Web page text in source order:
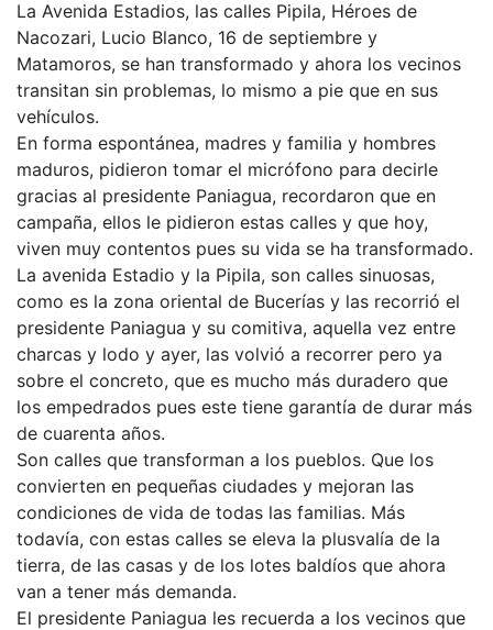
La Avenida Estadios, las calles Pipila, Héroes de
Nacozari, Lucio Blanco, 16 de septiembre y
Matamoros, se han transformado y ahora los vecinos
transitan sin problemas, lo mismo a pie que en sus
vehículos.
En forma espontánea, madres y familia y hombres
maduros, pidieron tomar el micrófono para decirle
gracias al presidente Paniagua, recordaron que en
campaña, ellos le pidieron estas calles y que hoy,
viven muy contentos pues su vida se ha transformado.
La avenida Estadio y la Pipila, son calles sinuosas,
como es la zona oriental de Bucerías y las recorrió el
presidente Paniagua y su comitiva, aquella vez entre
charcas y lodo y ayer, las volvió a recorrer pero ya
sobre el concreto, que es mucho más duradero que
los empedrados pues este tiene garantía de durar más
de cuarenta años.
Son calles que transforman a los pueblos. Que los
convierten en pequeñas ciudades y mejoran las
condiciones de vida de todas las familias. Más
todavía, con estas calles se eleva la plusvalía de la
tierra, de las casas y de los lotes baldíos que ahora
van a tener más demanda.
El presidente Paniagua les recuerda a los vecinos que